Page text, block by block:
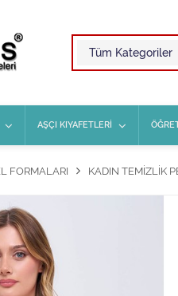
AŞÇI KIYAFETLERİ
FORMALARI KADIN TEMİZLİK